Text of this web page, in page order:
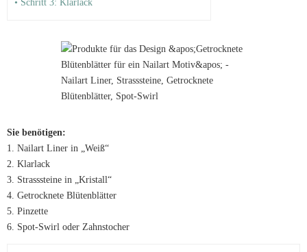
• Schritt 3: Klarlack
Sie benötigen:
1. Nailart Liner in „Weiß“
2. Klarlack
3. Strasssteine in „Kristall“
4. Getrocknete Blütenblätter
5. Pinzette
6. Spot-Swirl oder Zahnstocher